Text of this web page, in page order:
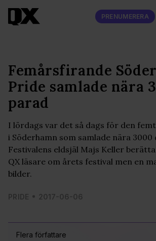
PRENUMERERA
Flera författare
Femårsfirande
Pride samlade nära
parad
I lördags var det så dags för den
i Söderhamn som samlade nära 3000
Festivalens eldsjäl Majs Keller
QX läsare om årets festival men en
bilder.
PRIDE 2017-06-06